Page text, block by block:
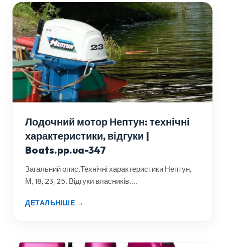
Лодочний мотор Нептун: технічні
характеристики, відгуки |
Boats.pp.ua-347
Загальний опис.Технічні характеристики Нептун,
М, 18, 23, 25. Відгуки власників....
ДЕТАЛЬНІШЕ →